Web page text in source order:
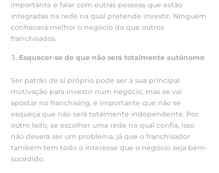
importante é falar com outras pessoas que estão
integradas na rede na qual pretende investir. Ninguém
conhecerá melhor o negócio do que outros
franchisados.
Esquecer-se de que não será totalmente autónomo
Ser patrão de si próprio pode ser a sua principal
motivação para investir num negócio, mas se vai
apostar no franchising, é importante que não se
esqueça que não será totalmente independente. Por
outro lado, se escolher uma rede na qual confia, isso
não deverá ser um problema, já que o franchisador
também tem todo o interesse que o negócio seja bem-
sucedido.